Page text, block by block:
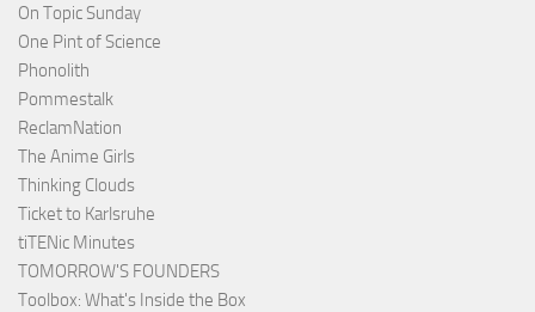
On Topic Sunday
One Pint of Science
Phonolith
Pommestalk
ReclamNation
The Anime Girls
Thinking Clouds
Ticket to Karlsruhe
tiTENic Minutes
TOMORROW'S FOUNDERS
Toolbox: What's Inside the Box